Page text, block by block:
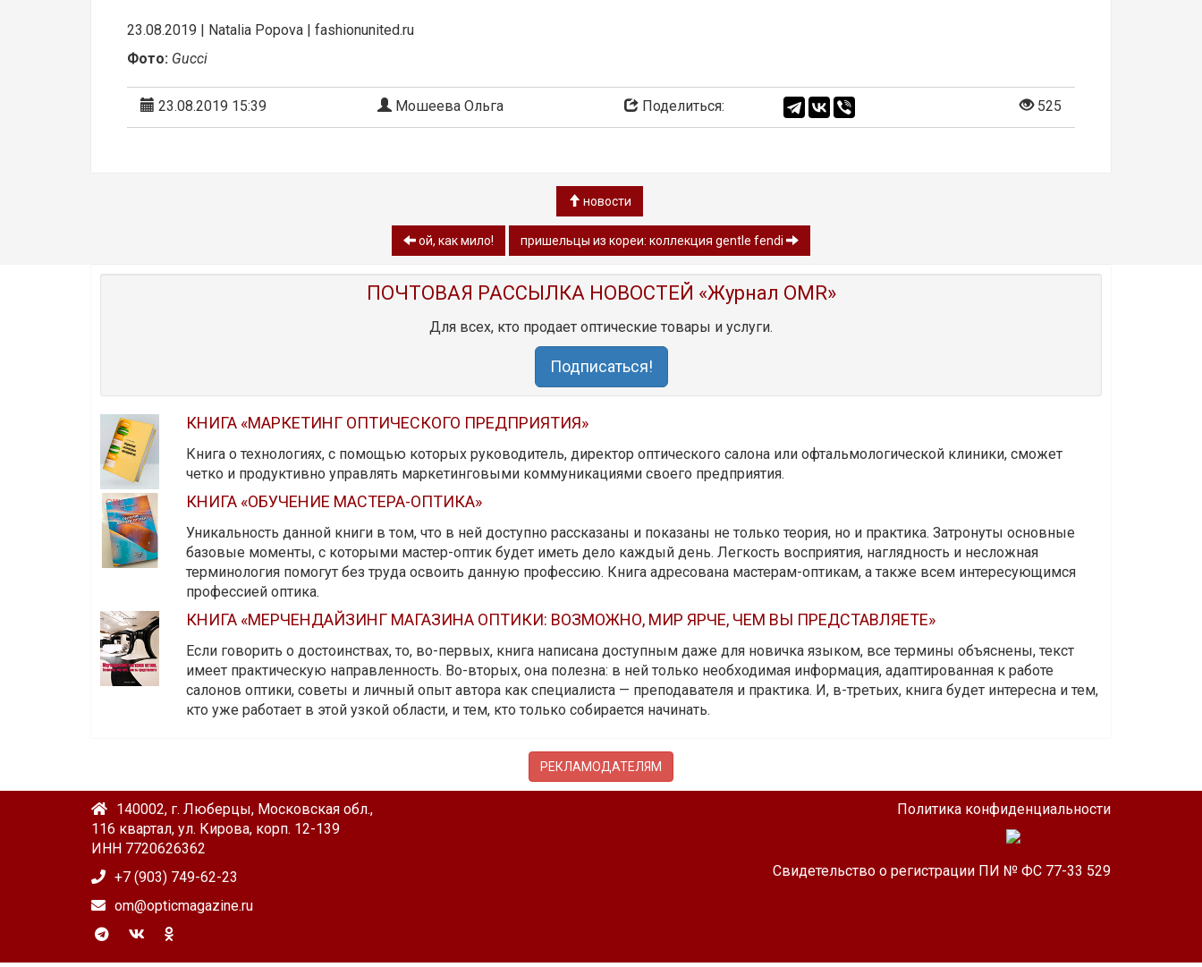
23.08.2019 | Natalia Popova | fashionunited.ru
Фото: Gucci
23.08.2019 15:39 Мошеева Ольга Поделиться: 525
новости
ой, как мило! пришельцы из кореи: коллекция gentle fendi
ПОЧТОВАЯ РАССЫЛКА НОВОСТЕЙ «Журнал OMR»
Для всех, кто продает оптические товары и услуги.
Подписаться!
КНИГА «МАРКЕТИНГ ОПТИЧЕСКОГО ПРЕДПРИЯТИЯ»
Книга о технологиях, с помощью которых руководитель, директор оптического салона или офтальмологической клиники, сможет
четко и продуктивно управлять маркетинговыми коммуникациями своего предприятия.
КНИГА «ОБУЧЕНИЕ МАСТЕРА-ОПТИКА»
Уникальность данной книги в том, что в ней доступно рассказаны и показаны не только теория, но и практика. Затронуты основные
базовые моменты, с которыми мастер-оптик будет иметь дело каждый день. Легкость восприятия, наглядность и несложная
терминология помогут без труда освоить данную профессию. Книга адресована мастерам-оптикам, а также всем интересующимся
профессией оптика.
КНИГА «МЕРЧЕНДАЙЗИНГ МАГАЗИНА ОПТИКИ: ВОЗМОЖНО, МИР ЯРЧЕ, ЧЕМ ВЫ ПРЕДСТАВЛЯЕТЕ»
Если говорить о достоинствах, то, во-первых, книга написана доступным даже для новичка языком, все термины объяснены, текст
имеет практическую направленность. Во-вторых, она полезна: в ней только необходимая информация, адаптированная к работе
салонов оптики, советы и личный опыт автора как специалиста — преподавателя и практика. И, в-третьих, книга будет интересна и тем,
кто уже работает в этой узкой области, и тем, кто только собирается начинать.
РЕКЛАМОДАТЕЛЯМ
140002, г. Люберцы, Московская обл.,
116 квартал, ул. Кирова, корп. 12-139
ИНН 7720626362
+7 (903) 749-62-23
om@opticmagazine.ru
Политика конфиденциальности
Свидетельство о регистрации ПИ № ФС 77-33 529